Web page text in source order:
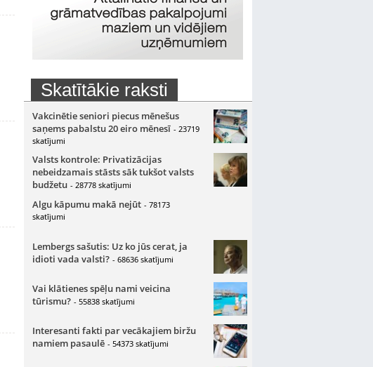
Skatītākie raksti
Vakcinētie seniori piecus mēnešus
saņems pabalstu 20 eiro mēnesī - 23719
skatījumi
Valsts kontrole: Privatizācijas
nebeidzamais stāsts sāk tukšot valsts
budžetu - 28778 skatījumi
Algu kāpumu makā nejūt - 78173
skatījumi
Lembergs sašutis: Uz ko jūs cerat, ja
idioti vada valsti? - 68636 skatījumi
Vai klātienes spēļu nami veicina
tūrismu? - 55838 skatījumi
Interesanti fakti par vecākajiem biržu
namiem pasaulē - 54373 skatījumi